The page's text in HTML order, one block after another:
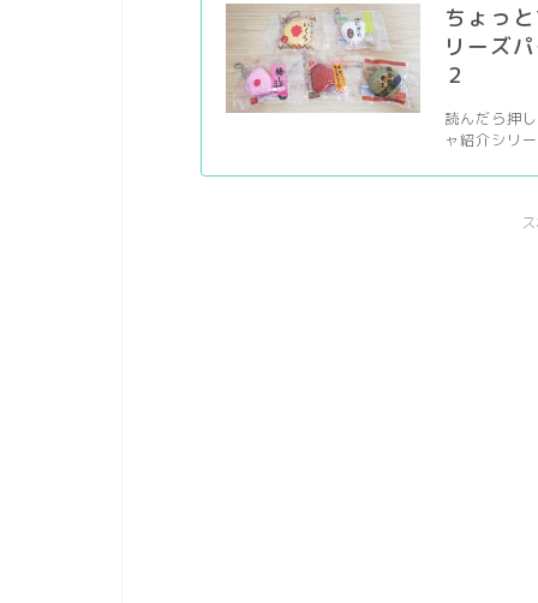
ちょっ
リーズ
２
読んだら押
ャ紹介シリ